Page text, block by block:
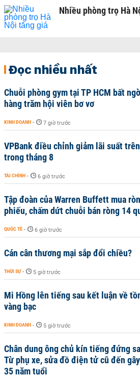
Nhiều phòng trọ Hà
Đọc nhiều nhất
Chuỗi phòng gym tại TP HCM bất
hàng trăm hội viên bơ vơ
KINH DOANH - 7 giờ trước
VPBank điều chỉnh giảm lãi suất
trong tháng 8
TÀI CHÍNH - 6 giờ trước
Tập đoàn của Warren Buffett mua
phiếu, chấm dứt chuỗi bán ròng 14
QUỐC TẾ - 6 giờ trước
Cán cân thương mại sắp đổi chiều?
THỜI SỰ - 5 giờ trước
Mi Hồng lên tiếng sau kết luận về
vàng bạc
KINH DOANH - 5 giờ trước
Chân dung ông chủ kín tiếng đứng
Từ phụ xe, sửa đồ điện tử cũ đến
35 năm tuổi